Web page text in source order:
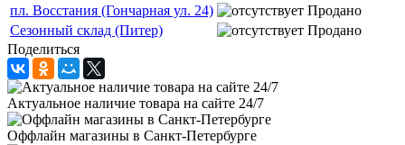
пл. Восстания (Гончарная ул. 24)
Продано
Сезонный склад (Питер)
Продано
Поделиться
Актуальное наличие товара на сайте 24/7
Оффлайн магазины в Санкт-Петербурге